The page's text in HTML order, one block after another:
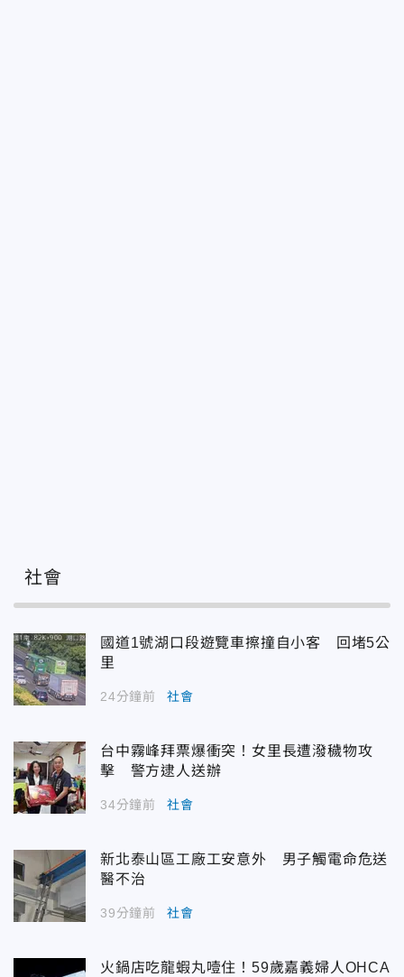
社會
國道1號湖口段遊覽車擦撞自小客 回堵5公
里
24分鐘前 社會
台中霧峰拜票爆衝突！女里長遭潑穢物攻
擊 警方逮人送辦
34分鐘前 社會
新北泰山區工廠工安意外 男子觸電命危送
醫不治
39分鐘前 社會
火鍋店吃龍蝦丸噎住！59歲嘉義婦人OHCA